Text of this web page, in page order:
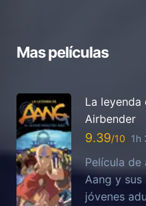
Mas películas
La leyenda
Airbender
9.39 1h
Película de
Aang y
jóvenes